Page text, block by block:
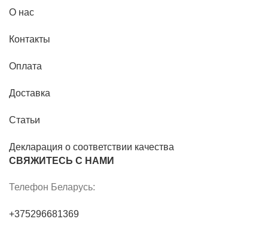
О нас
Контакты
Оплата
Доставка
Статьи
Декларация о соответствии качества
СВЯЖИТЕСЬ С НАМИ
Телефон Беларусь:
+375296681369